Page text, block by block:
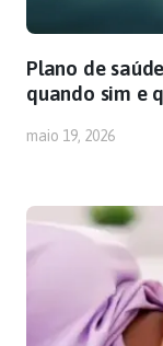
Plano de
quando sim e
maio 19, 2026